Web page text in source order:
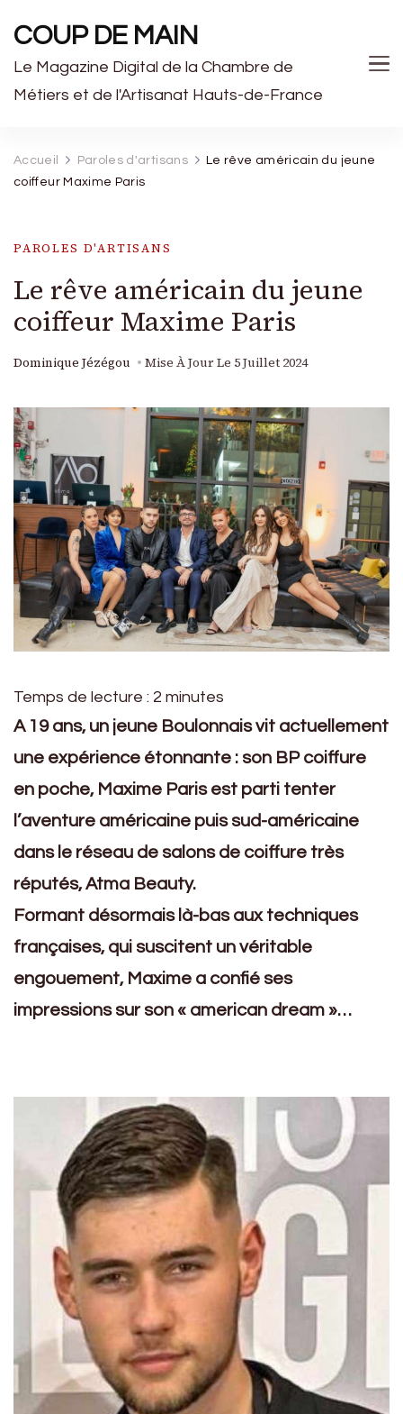
COUP DE MAIN
Le Magazine Digital de la Chambre de
Métiers et de l'Artisanat Hauts-de-France
Accueil Paroles d'artisans
Le rêve américain du jeune
coiffeur Maxime Paris
PAROLES D'ARTISANS
Le rêve américain du jeune
coiffeur Maxime Paris
Dominique Jézégou Mise À Jour Le 5 Juillet 2024
Temps de lecture : 2 minutes
A 19 ans, un jeune Boulonnais vit actuellement
une expérience étonnante : son BP coiffure
en poche, Maxime Paris est parti tenter
l’aventure américaine puis sud-américaine
dans le réseau de salons de coiffure très
réputés, Atma Beauty.
Formant désormais là-bas aux techniques
françaises, qui suscitent un véritable
engouement, Maxime a confié ses
impressions sur son « american dream »…